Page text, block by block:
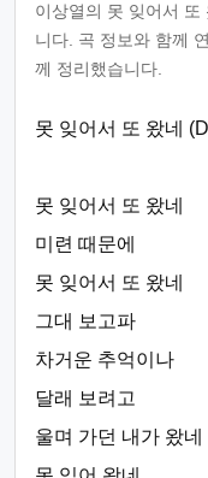
이상열의 못 잊어서
니다. 곡 정보와 함께
께 정리했습니다.
못 잊어서 또 왔네
못 잊어서 또 왔네
미련 때문에
못 잊어서 또 왔네
그대 보고파
차거운 추억이나
달래 보려고
울며 가던 내가 왔네